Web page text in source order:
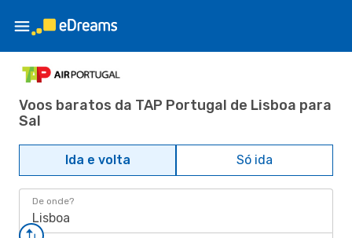
Voos baratos da TAP Portugal de Lisboa para
Sal
Ida e volta Só ida
De onde?
Lisboa